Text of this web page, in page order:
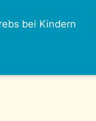
bei Kindern